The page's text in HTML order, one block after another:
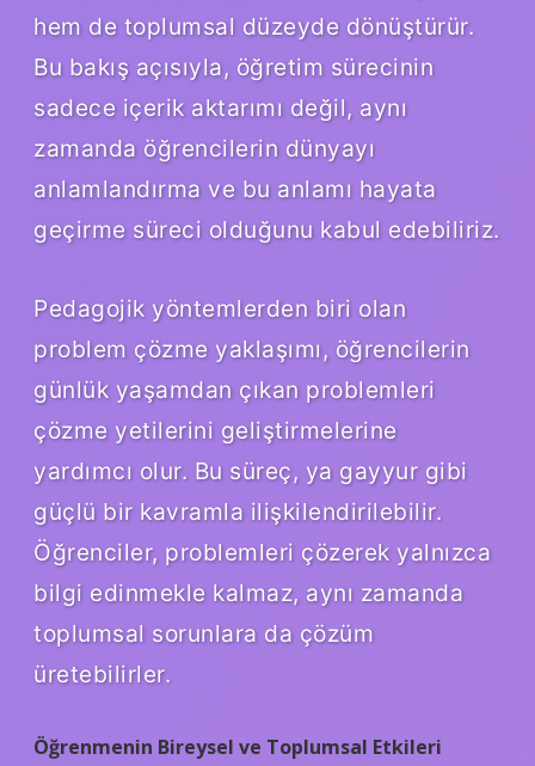
hem de toplumsal düzeyde dönüştürür.
Bu bakış açısıyla, öğretim sürecinin
sadece içerik aktarımı değil, aynı
zamanda öğrencilerin dünyayı
anlamlandırma ve bu anlamı hayata
geçirme süreci olduğunu kabul edebiliriz.
Pedagojik yöntemlerden biri olan
problem çözme yaklaşımı, öğrencilerin
günlük yaşamdan çıkan problemleri
çözme yetilerini geliştirmelerine
yardımcı olur. Bu süreç, ya gayyur gibi
güçlü bir kavramla ilişkilendirilebilir.
Öğrenciler, problemleri çözerek yalnızca
bilgi edinmekle kalmaz, aynı zamanda
toplumsal sorunlara da çözüm
üretebilirler.
Öğrenmenin Bireysel ve Toplumsal Etkileri